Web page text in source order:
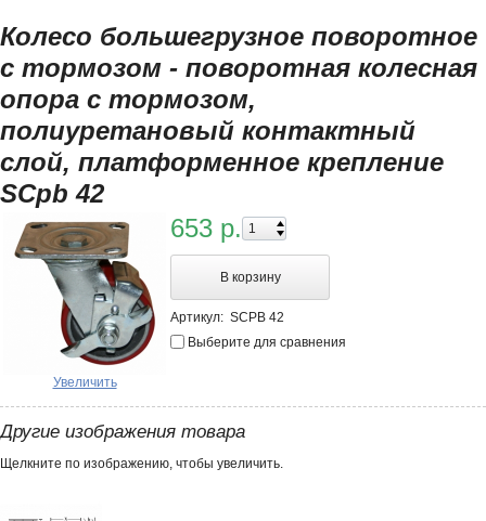
Колесо большегрузное поворотное
с тормозом - поворотная колесная
опора с тормозом,
полиуретановый контактный
слой, платформенное крепление
SCpb 42
Увеличить
653 р.
В корзину
Артикул: SCPB 42
Выберите для сравнения
Другие изображения товара
Щелкните по изображению, чтобы увеличить.